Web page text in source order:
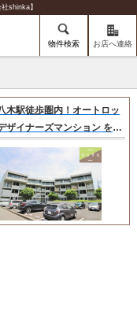
shinka】
物件検索 お店へ連絡
木駅徒歩圏内！オートロッ
イナーズマンション をご
す☆